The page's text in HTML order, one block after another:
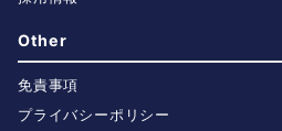
Other
免責事項
プライバシーポリシー